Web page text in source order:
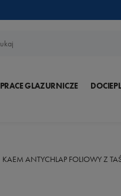
PRACE GLAZURNICZE
KAEM ANTYCHLAP FOLIOWY Z